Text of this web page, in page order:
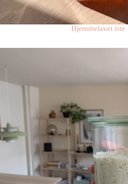
Hjemmelavet iste